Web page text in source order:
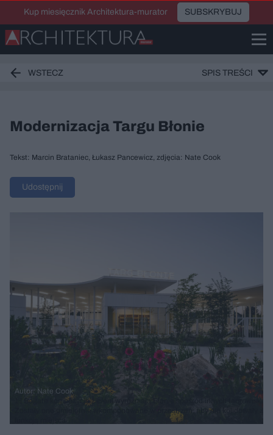
Kup miesięcznik Architektura-murator SUBSKRYBUJ
WSTECZ SPIS TREŚCI
Modernizacja Targu Błonie
Tekst: Marcin Brataniec, Łukasz Pancewicz, zdjęcia: Nate Cook
Udostępnij
Autor: Nate Cook
1 | Bogate kompozycje zieleni wyróżniają Błonie spośród innych targowisk.
Zostały one umiejętnie wkomponowane w przestrzeń, aby nie kolidowały z